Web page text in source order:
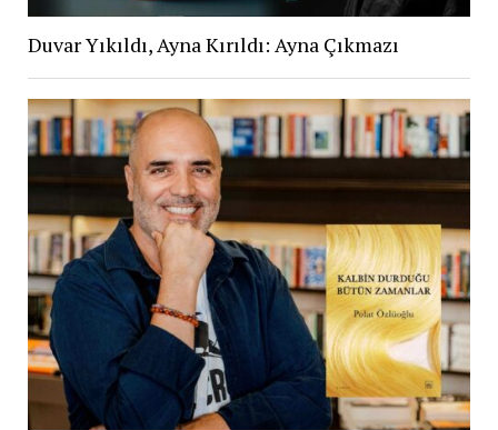
Duvar Yıkıldı, Ayna Kırıldı: Ayna Çıkmazı